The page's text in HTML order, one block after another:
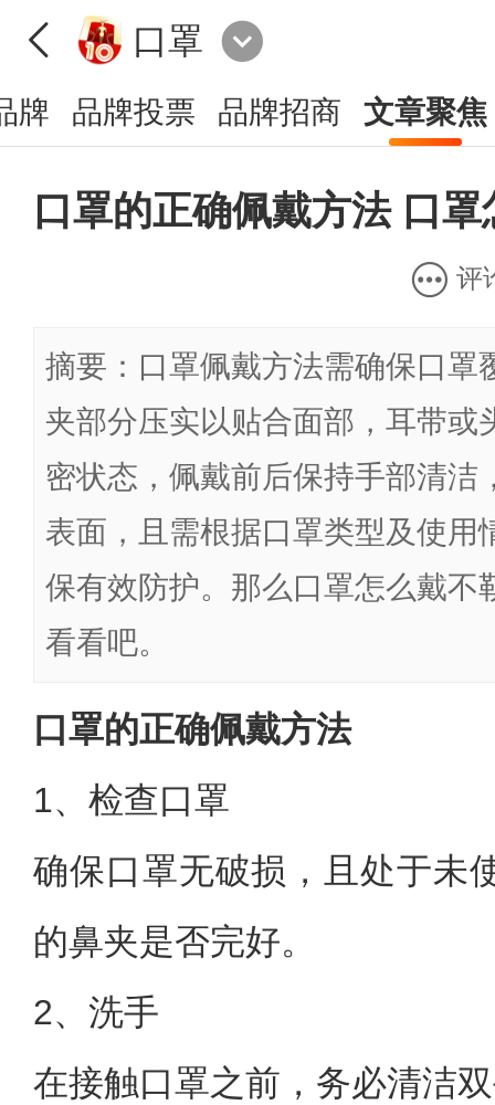
口罩
牌 品牌投票 品牌招商 文章聚焦
口罩的正确佩戴方法 口
评
摘要：口罩佩戴方法需确保口罩
夹部分压实以贴合面部，耳带或
密状态，佩戴前后保持手部清洁
表面，且需根据口罩类型及使用
保有效防护。那么口罩怎么戴不
看看吧。
口罩的正确佩戴方法
1、检查口罩
确保口罩无破损，且处于未
的鼻夹是否完好。
2、洗手
在接触口罩之前，务必清洁